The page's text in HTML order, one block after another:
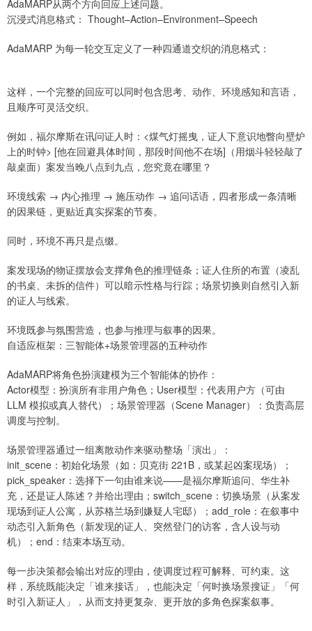
AdaMARP从两个方向回应上述问题。
沉浸式消息格式： Thought–Action–Environment–Speech
AdaMARP 为每一轮交互定义了一种四通道交织的消息格式：
这样，一个完整的回应可以同时包含思考、动作、环境感知和言语，
且顺序可灵活交织。
例如，福尔摩斯在讯问证人时：<煤气灯摇曳，证人下意识地瞥向壁炉
上的时钟> [他在回避具体时间，那段时间他不在场]（用烟斗轻轻敲了
敲桌面）案发当晚八点到九点，您究竟在哪里？
环境线索 → 内心推理 → 施压动作 → 追问话语，四者形成一条清晰
的因果链，更贴近真实探案的节奏。
同时，环境不再只是点缀。
案发现场的物证摆放会支撑角色的推理链条；证人住所的布置（凌乱
的书桌、未拆的信件）可以暗示性格与行踪；场景切换则自然引入新
的证人与线索。
环境既参与氛围营造，也参与推理与叙事的因果。
自适应框架：三智能体+场景管理器的五种动作
AdaMARP将角色扮演建模为三个智能体的协作：
Actor模型：扮演所有非用户角色；User模型：代表用户方（可由
LLM 模拟或真人替代）；场景管理器（Scene Manager）：负责高层
调度与控制。
场景管理器通过一组离散动作来驱动整场「演出」：
init_scene：初始化场景（如：贝克街 221B，或某起凶案现场）；
pick_speaker：选择下一句由谁来说——是福尔摩斯追问、华生补
充，还是证人陈述？并给出理由；switch_scene：切换场景（从案发
现场到证人公寓，从苏格兰场到嫌疑人宅邸）；add_role：在叙事中
动态引入新角色（新发现的证人、突然登门的访客，含人设与动
机）；end：结束本场互动。
每一步决策都会输出对应的理由，使调度过程可解释、可约束。这
样，系统既能决定「谁来接话」，也能决定「何时换场景搜证」「何
时引入新证人」，从而支持更复杂、更开放的多角色探案叙事。